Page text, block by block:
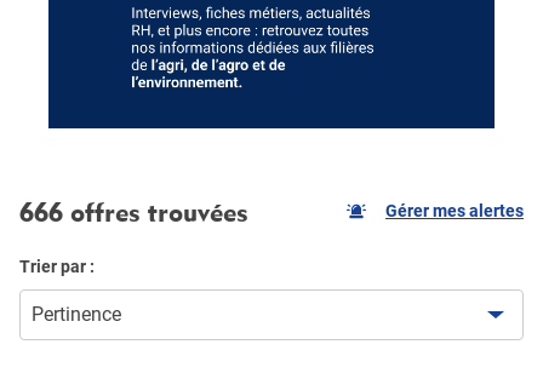
666 offres trouvées Gérer mes alertes
Trier par :
Pertinence